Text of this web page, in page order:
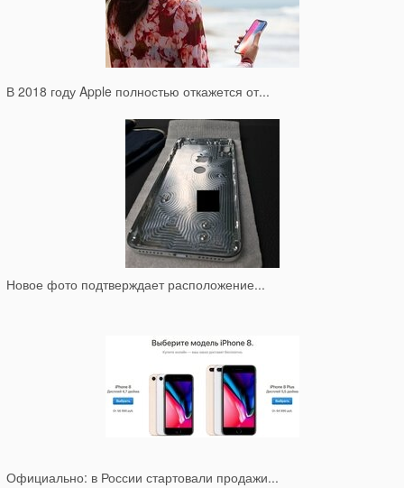
В 2018 году Apple полностью откажется от...
Новое фото подтверждает расположение...
Официально: в России стартовали продажи...